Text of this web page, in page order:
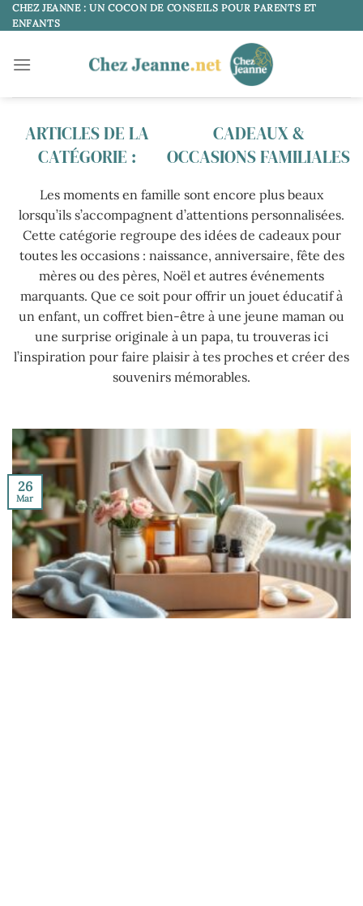
Passer
au
CHEZ JEANNE : UN COCON DE CONSEILS POUR PARENTS ET
ENFANTS
CADEAUX &
OCCASIONS FAMILIALES
Les moments en famille sont encore plus beaux
lorsqu’ils s’accompagnent d’attentions personnalisées.
Cette catégorie regroupe des idées de cadeaux pour
toutes les occasions : naissance, anniversaire, fête des
mères ou des pères, Noël et autres événements
marquants. Que ce soit pour offrir un jouet éducatif à
un enfant, un coffret bien-être à une jeune maman ou
une surprise originale à un papa, tu trouveras ici
l’inspiration pour faire plaisir à tes proches et créer des
souvenirs mémorables.
26
Mar